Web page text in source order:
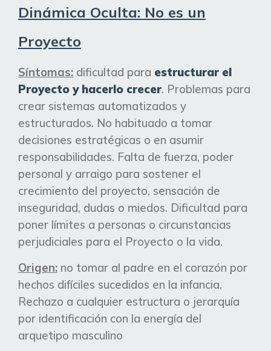
Dinámica Oculta: No es un
Proyecto
Síntomas: dificultad para estructurar el
Proyecto y hacerlo crecer. Problemas para
crear sistemas automatizados y
estructurados. No habituado a tomar
decisiones estratégicas o en asumir
responsabilidades. Falta de fuerza, poder
personal y arraigo para sostener el
crecimiento del proyecto, sensación de
inseguridad, dudas o miedos. Dificultad para
poner límites a personas o circunstancias
perjudiciales para el Proyecto o la vida.
Origen: no tomar al padre en el corazón por
hechos difíciles sucedidos en la infancia.
Rechazo a cualquier estructura o jerarquía
por identificación con la energía del
arquetipo masculino